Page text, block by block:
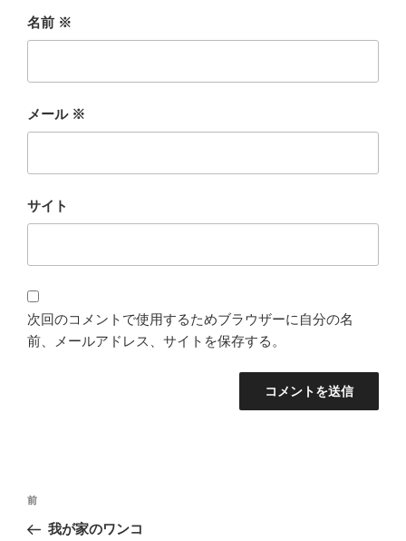
名前 ※
メール ※
サイト
次回のコメントで使用するためブラウザーに自分の名
前、メールアドレス、サイトを保存する。
投
前
の
前
我が家のワンコ